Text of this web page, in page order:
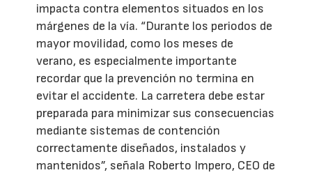
impacta contra elementos situados en los
márgenes de la vía. “Durante los periodos de
mayor movilidad, como los meses de
verano, es especialmente importante
recordar que la prevención no termina en
evitar el accidente. La carretera debe estar
preparada para minimizar sus consecuencias
mediante sistemas de contención
correctamente diseñados, instalados y
mantenidos”, señala Roberto Impero, CEO de